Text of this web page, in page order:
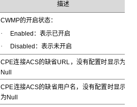
描述
CWMP的开启状态：
· Enabled：表示已开启
· Disabled：表示未开启
CPE连接ACS的缺省URL，没有配置时显示为
Null
CPE连接ACS的缺省用户名，没有配置时显示
为Null